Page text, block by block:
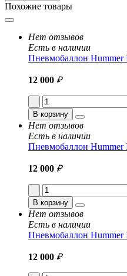
Похожие товары
Нет отзывов
Есть в наличии
Пневмобаллон
12 000 ₽
В корзину
Нет отзывов
Есть в наличии
Пневмобаллон
12 000 ₽
В корзину
Нет отзывов
Есть в наличии
Пневмобаллон
12 000 ₽